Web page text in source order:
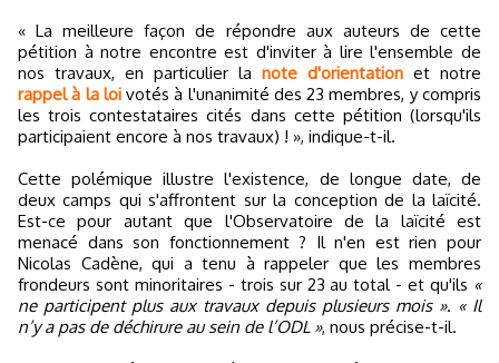
« La meilleure façon de répondre aux auteurs de cette
pétition à notre encontre est d'inviter à lire l'ensemble de
nos travaux, en particulier la note d'orientation et notre
rappel à la loivotés à l'unanimité des 23 membres, y compris
les trois contestataires cités dans cette pétition (lorsqu'ils
participaient encore à nos travaux) ! », indique-t-il.
Cette polémique illustre l'existence, de longue date, de
deux camps qui s'affrontent sur la conception de la laïcité.
Est-ce pour autant que l'Observatoire de la laïcité est
menacé dans son fonctionnement ? Il n'en est rien pour
Nicolas Cadène, qui a tenu à rappeler que les membres
frondeurs sont minoritaires - trois sur 23 au total - et qu'ils «
ne participent plus aux travaux depuis plusieurs mois ». « Il
n’y a pas de déchirure au sein de l’ODL », nous précise-t-il.